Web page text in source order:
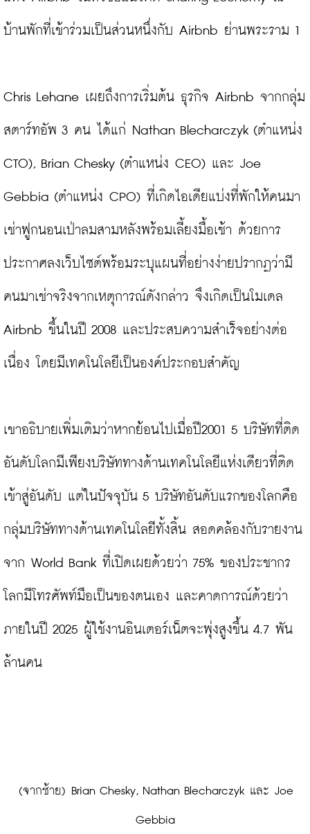
บ้านพักที่เข้าร่วมเป็นส่วนหนึ่งกับ Airbnb ย่านพระราม 1
Chris Lehane เผยถึงการเริ่มต้น ธุรกิจ Airbnb จากกลุ่ม
สตาร์ทอัพ 3 คน ได้แก่ Nathan Blecharczyk (ตำแหน่ง
CTO), Brian Chesky (ตำแหน่ง CEO) และ Joe
Gebbia (ตำแหน่ง CPO) ที่เกิดไอเดียแบ่งที่พักให้คนมา
เช่าฟูกนอนเป่าลมสามหลังพร้อมเลี้ยงมื้อเช้า ด้วยการ
ประกาศลงเว็บไซต์พร้อมระบุแผนที่อย่างง่ายปรากฏว่ามี
คนมาเช่าจริงจากเหตุการณ์ดังกล่าว จึงเกิดเป็นโมเดล
Airbnb ขึ้นในปี 2008 และประสบความสำเร็จอย่างต่อ
เนื่อง โดยมีเทคโนโลยีเป็นองค์ประกอบสำคัญ
เขาอธิบายเพิ่มเติมว่าหากย้อนไปเมื่อปี2001 5 บริษัทที่ติด
อันดับโลกมีเพียงบริษัททางด้านเทคโนโลยีแห่งเดียวที่ติด
เข้าสู่อันดับ แต่ในปัจจุบัน 5 บริษัทอันดับแรกของโลกคือ
กลุ่มบริษัททางด้านเทคโนโลยีทั้งสิ้น สอดคล้องกับรายงาน
จาก World Bank ที่เปิดเผยด้วยว่า 75% ของประชากร
โลกมีโทรศัพท์มือเป็นของตนเอง และคาดการณ์ด้วยว่า
ภายในปี 2025 ผู้ใช้งานอินเตอร์เน็ตจะพุ่งสูงขึ้น 4.7 พัน
ล้านคน
Gebbia